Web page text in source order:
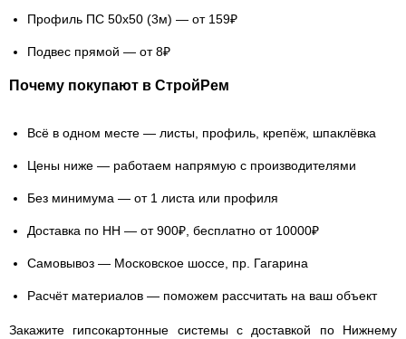
Профиль ПС 50х50 (3м) — от 159₽
Подвес прямой — от 8₽
Почему покупают в СтройРем
Всё в одном месте — листы, профиль, крепёж, шпаклёвка
Цены ниже — работаем напрямую с производителями
Без минимума — от 1 листа или профиля
Доставка по НН — от 900₽, бесплатно от 10000₽
Самовывоз — Московское шоссе, пр. Гагарина
Расчёт материалов — поможем рассчитать на ваш объект
Закажите гипсокартонные системы с доставкой по Нижнему